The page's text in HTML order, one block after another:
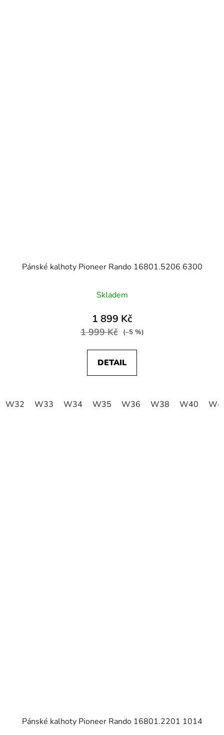
Pánské kalhoty Pioneer Rando 16801.5206 6300
Skladem
1 899 Kč
1 999 Kč (–5 %)
DETAIL
W32 W33 W34 W35 W36 W38 W40
Pánské kalhoty Pioneer Rando 16801.2201 1014